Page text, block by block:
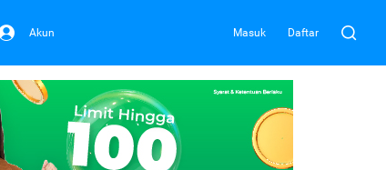
Akun Masuk Daftar